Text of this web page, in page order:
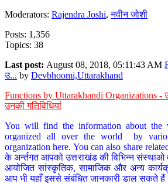
Moderators: Rajendra Joshi,नवीन जोशी
Posts: 1,356
Topics: 38
Last post: August 08, 2018, 05:11:43 AM
उ... by Devbhoomi,Uttarakhand
Functions by Uttarakhandi Organizations -
उनकी गतिविधियां
You will find the information about the
organized all over the world by
organization here. You can also share
के अर्न्तगत आपको उत्तराखंड की विभिन्न संस्थाओ
आयोजित सांस्कृतिक, सामाजिक और अन्य
आप भी यहाँ इससे संबंधित जानकारी डाल सकते